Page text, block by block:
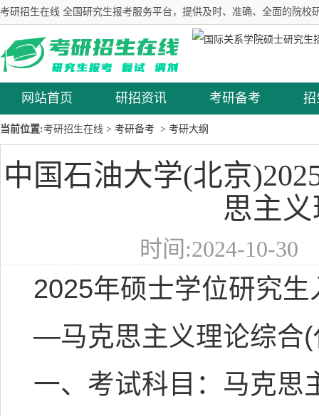
考研招生在线 全国研究生报考服务平台，提供及时、准确、全面的院校
网站首页 研招资讯 考研备考 招
当前位置:考研招生在线 > 考研备考 > 考研大纲
中国石油大学(北京
思主
时间:2024-10-
2025年硕士学位研究
—马克思主义理论综合(
一、考试科目：马克思